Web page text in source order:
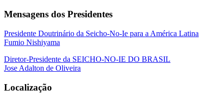
Mensagens dos Presidentes
Presidente Doutrinário da Seicho-No-Ie para a América Latina
Fumio Nishiyama
Diretor-Presidente da SEICHO-NO-IE DO BRASIL
Jose Adalton de Oliveira
Localização